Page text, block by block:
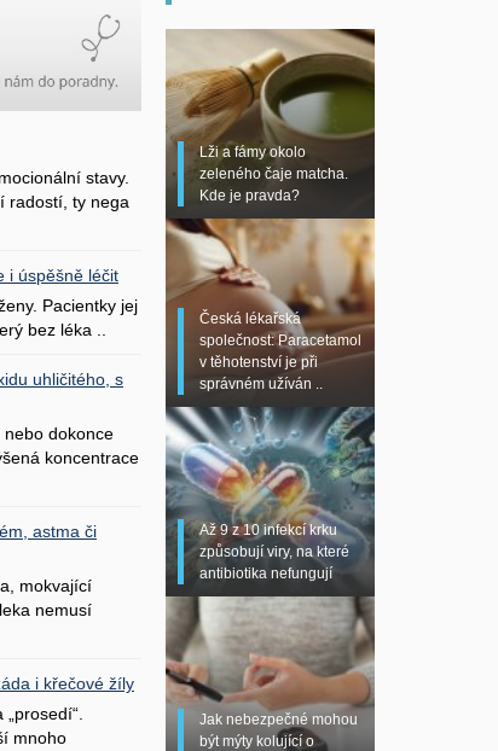
stavy.
radostí, ty nega
i úspěšně léčit
Pacientky jej
bez léka ..
uhličitého, s
dokonce
koncentrace
astma či
mokvající
nemusí
i křečové žíly
mnoho
Lži a fámy okolo
zeleného čaje matcha.
Kde je pravda?
Česká lékařská
společnost: Paracetamol
v těhotenství je při
správném užíván ..
Až 9 z 10 infekcí krku
způsobují viry, na které
antibiotika nefungují
Jak nebezpečné mohou
být mýty kolující o